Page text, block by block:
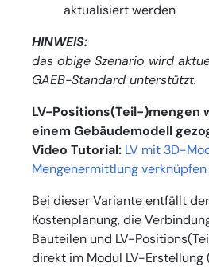
aktualisiert werden
HINWEIS:
das obige Szenario wird
GAEB-Standard unterstützt.
LV-Positions(Teil-)mengen
einem Gebäudemodell
Video Tutorial: LV mit 3D-
Mengenermittlung verknüpfen
Bei dieser Variante entfällt
Kostenplanung, die
Bauteilen und LV-
direkt im Modul LV-Erstellung